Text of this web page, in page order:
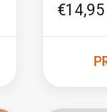
€14,95